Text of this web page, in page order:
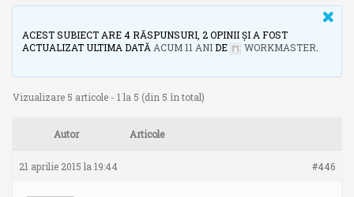
ACEST SUBIECT ARE 4 RĂSPUNSURI, 2 OPINII ȘI A FOST
ACTUALIZAT ULTIMA DATĂ ACUM 11 ANIDE WORKMASTER
Vizualizare 5 articole - 1 la 5 (din 5 în total)
Autor Articole
21 aprilie 2015 la 19:44 #446